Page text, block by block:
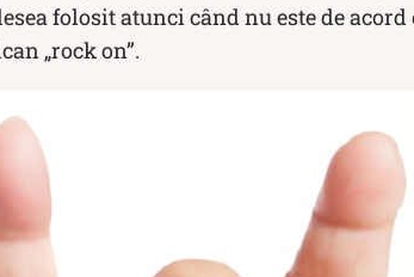
folosit atunci când nu este de
„rock on”.